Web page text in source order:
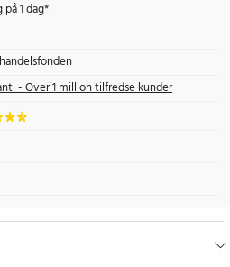
1 dag*
- Over 1 million tilfredse kunder